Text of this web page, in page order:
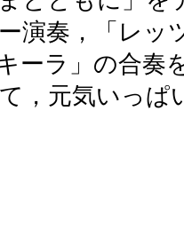
演奏，「レッ
ーラ」の合奏
，元気いっぱ